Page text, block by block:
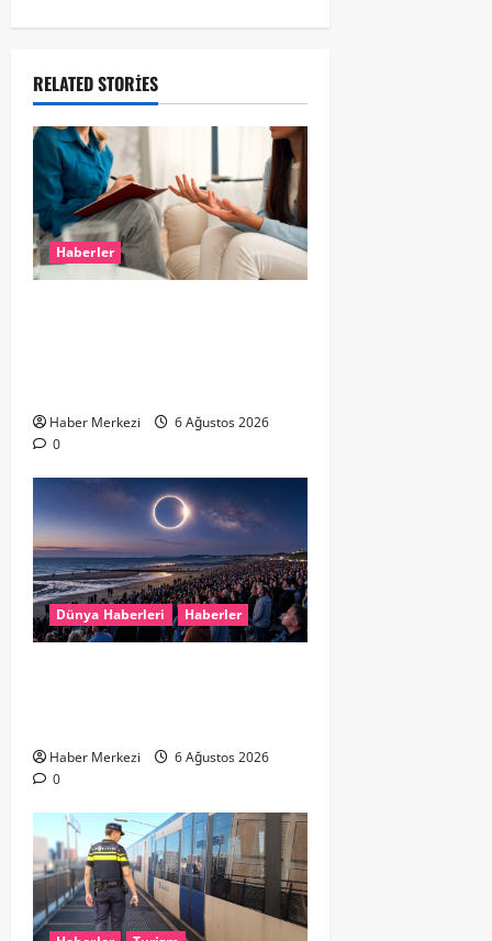
RELATED STORIES
Haberler
Haber Merkezi
6 Ağustos 2026
0
Dünya Haberleri Haberler
Haber Merkezi
6 Ağustos 2026
0